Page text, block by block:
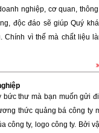
nghiệp, cơ quan,
độc đáo sẽ giúp Quý
Chính vì thế mà chất liệu
bức thư mà bạn muốn gửi
thức quảng bá công ty
công ty, logo công ty. Bởi